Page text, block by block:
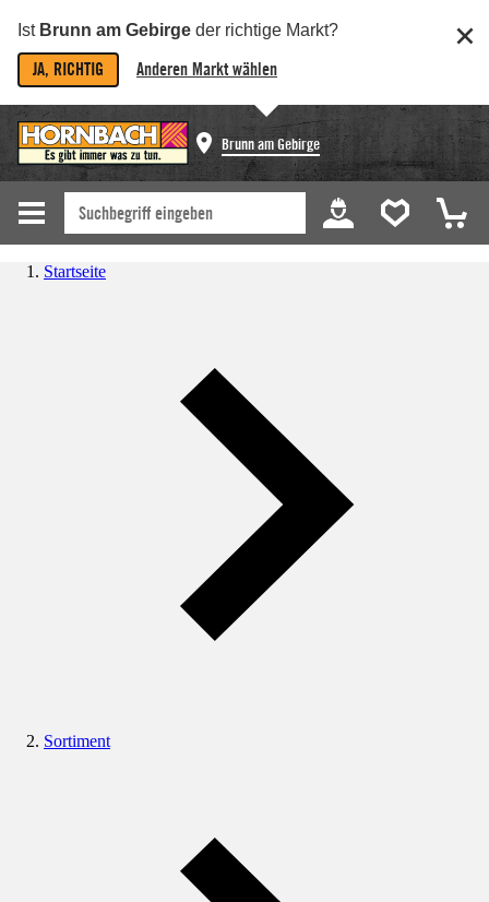
Ist Brunn am Gebirge der richtige Markt?
JA, RICHTIG Anderen Markt wählen
Brunn am Gebirge
Startseite
Sortiment